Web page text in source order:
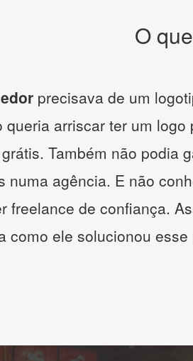
O
precisava de um
queria arriscar ter um logo
Também não podia
numa agência. E não
freelance de confiança.
como ele solucionou esse